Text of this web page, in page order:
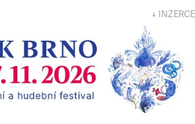
↓ INZERCE